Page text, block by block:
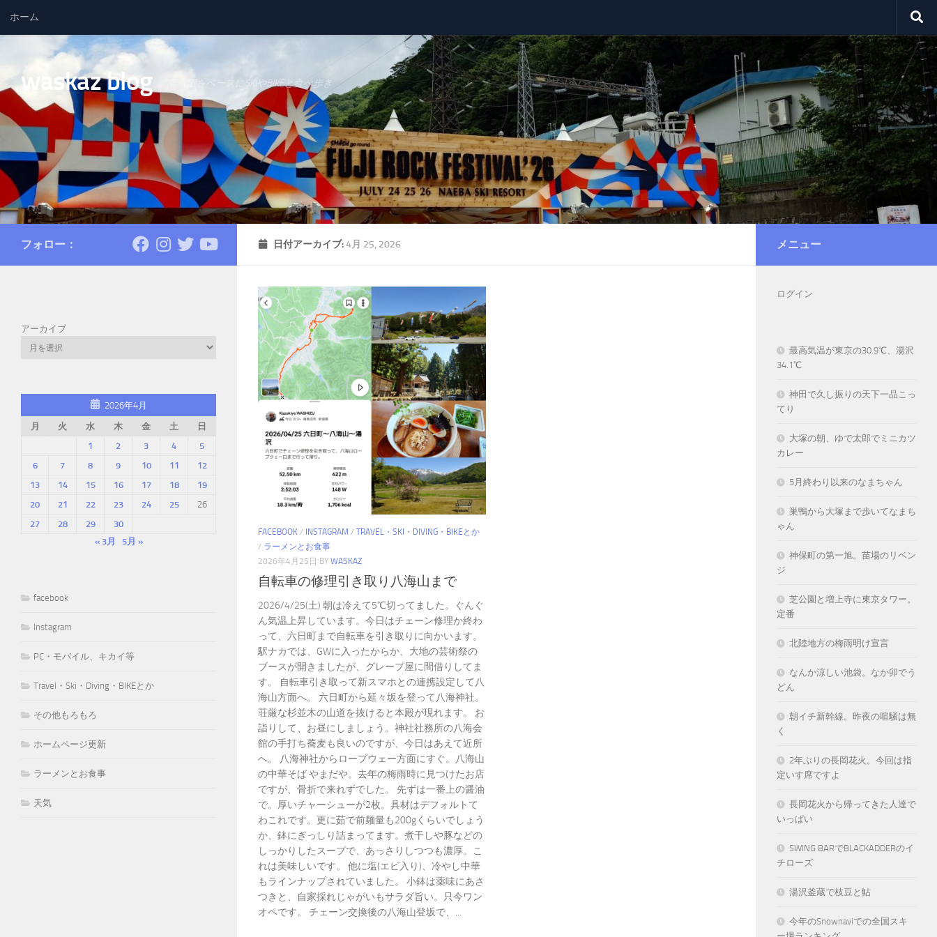
コンテンツへスキップ
ホーム
waskaz blog 南魚沼をベースにSKIやBIKEと食べ歩き
日付アーカイブ:4月 25, 2026
FACEBOOK / INSTAGRAM / TRAVEL・SKI・DIVING・BIKEとか
/ ラーメンとお食事
2026年4月25日 BY WASKAZ
自転車の修理引き取り八海山まで
2026/4/25(土) 朝は冷えて5℃切ってました。ぐんぐ
ん気温上昇しています。今日はチェーン修理か終わ
って、六日町まで自転車を引き取りに向かいます。
駅ナカでは、GWに入ったからか、大地の芸術祭の
ブースが開きましたが、グレープ屋に間借りしてま
す。 自転車引き取って新スマホとの連携設定して八
海山方面へ。 六日町から延々坂を登って八海神社。
荘厳な杉並木の山道を抜けると本殿が現れます。 お
詣りして、お昼にしましょう。神社社務所の八海会
館の手打ち蕎麦も良いのですが、今日はあえて近所
へ。 八海神社からロープウェー方面にすぐ。八海山
の中華そば やまだや。去年の梅雨時に見つけたお店
ですが、骨折で来れずでした。 先ずは一番上の醤油
で。厚いチャーシューが2枚。具材はデフォルトて
わこれです。更に茹で前麺量も200gくらいでしょう
か、鉢にぎっしり詰まってます。煮干しや豚などの
しっかりしたスープで、あっさりしつつも濃厚。こ
れは美味しいです。 他に塩(エビ入り)、冷やし中華
もラインナップされていました。 小鉢は薬味にあさ
つきと、自家採れじゃがいもサラダ旨い。只今ワン
オペです。 チェーン交換後の八海山登坂で、...
フォロー：
アーカイブ
2026年4月
月
火 水 木 金 土
日
1
2 3 4
5
6
7 8 9 10 11
12
13
14 15 16 17 18
19
20
21 22 23 24 25
26
27
28 29
30
« 3月
5月 »
facebook
Instagram
PC・モバイル、キカイ等
Travel・Ski・Diving・BIKEとか
その他もろもろ
ホームページ更新
ラーメンとお食事
天気
メニュー
ログイン
最高気温が東京の30.9℃、湯沢
34.1℃
神田で久し振りの天下一品こっ
てり
大塚の朝、ゆで太郎でミニカツ
カレー
5月終わり以来のなまちゃん
巣鴨から大塚まで歩いてなまち
ゃん
神保町の第一旭。苗場のリベン
ジ
芝公園と増上寺に東京タワー。
定番
北陸地方の梅雨明け宣言
なんか涼しい池袋。なか卯でう
どん
朝イチ新幹線。昨夜の喧騒は無
く
2年ぶりの長岡花火。今回は指
定いす席ですよ
長岡花火から帰ってきた人達で
いっぱい
SWING BARでBLACKADDERのイ
チローズ
湯沢釜蔵で枝豆と鮎
今年のSnownaviでの全国スキ